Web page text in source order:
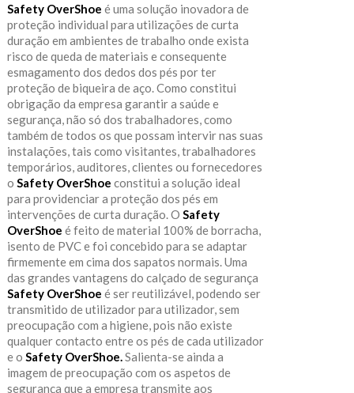
Safety OverShoe é uma solução inovadora de
proteção individual para utilizações de curta
duração em ambientes de trabalho onde exista
risco de queda de materiais e consequente
esmagamento dos dedos dos pés por ter
proteção de biqueira de aço. Como constitui
obrigação da empresa garantir a saúde e
segurança, não só dos trabalhadores, como
também de todos os que possam intervir nas suas
instalações, tais como visitantes, trabalhadores
temporários, auditores, clientes ou fornecedores
o Safety OverShoe constitui a solução ideal
para providenciar a proteção dos pés em
intervenções de curta duração. O Safety
OverShoe é feito de material 100% de borracha,
isento de PVC e foi concebido para se adaptar
firmemente em cima dos sapatos normais. Uma
das grandes vantagens do calçado de segurança
Safety OverShoe é ser reutilizável, podendo ser
transmitido de utilizador para utilizador, sem
preocupação com a higiene, pois não existe
qualquer contacto entre os pés de cada utilizador
e o Safety OverShoe. Salienta-se ainda a
imagem de preocupação com os aspetos de
segurança que a empresa transmite aos